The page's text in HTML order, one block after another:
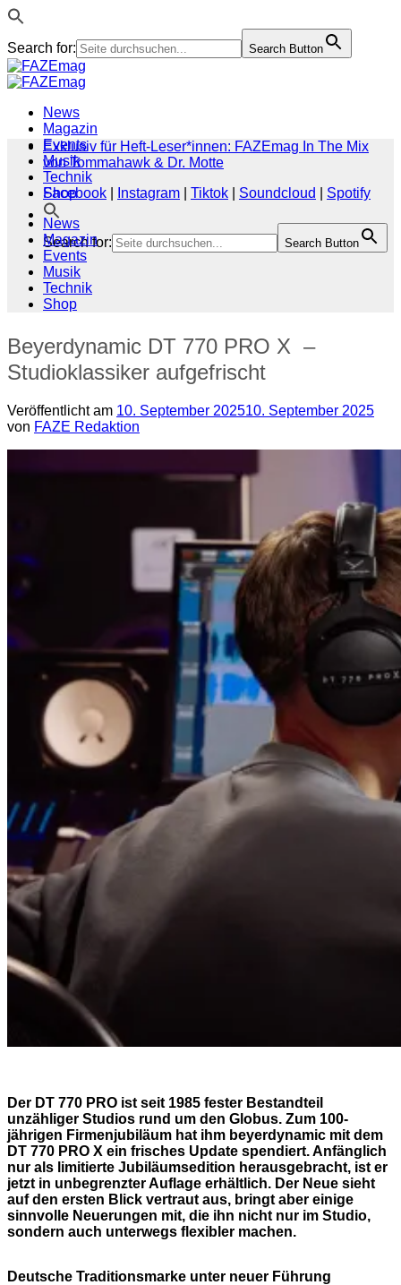
Search for: Search Button
Zum
Inhalt
News
Magazin
Events
Musik
Technik
Shop
Search for: Search Button
Exklusiv für Heft-Leser*innen: FAZEmag In The Mix
von Tommahawk & Dr. Motte
Facebook
Instagram Tiktok Soundcloud
Spotify
News
Magazin
Events
Musik
Technik
Shop
Beyerdynamic DT 770 PRO X –
Studioklassiker aufgefrischt
Veröffentlicht am 10. September 202510. September 2025
von FAZE Redaktion
Der DT 770 PRO ist seit 1985 fester Bestandteil
unzähliger Studios rund um den Globus. Zum 100-
jährigen Firmenjubiläum hat ihm beyerdynamic mit dem
DT 770 PRO X ein frisches Update spendiert. Anfänglich
nur als limitierte Jubiläumsedition herausgebracht, ist er
jetzt in unbegrenzter Auflage erhältlich. Der Neue sieht
auf den ersten Blick vertraut aus, bringt aber einige
sinnvolle Neuerungen mit, die ihn nicht nur im Studio,
sondern auch unterwegs flexibler machen.
Deutsche Traditionsmarke unter neuer Führung